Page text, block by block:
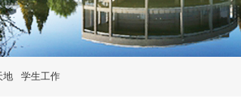
地 学生工作